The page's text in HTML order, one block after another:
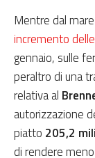
Mentre dal
incremento
gennaio, sulle
peraltro di una
relativa al
autorizzazione
piatto 205,2
di rendere